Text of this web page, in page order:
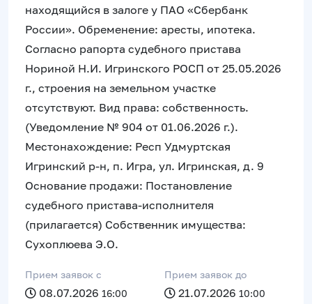
находящийся в залоге у ПАО «Сбербанк
России». Обременение: аресты, ипотека.
Согласно рапорта судебного пристава
Нориной Н.И. Игринского РОСП от 25.05.2026
г., строения на земельном участке
отсутствуют. Вид права: собственность.
(Уведомление № 904 от 01.06.2026 г.).
Местонахождение: Респ Удмуртская
Игринский р-н, п. Игра, ул. Игринская, д. 9
Основание продажи: Постановление
судебного пристава-исполнителя
(прилагается) Собственник имущества:
Сухоплюева Э.О.
Прием заявок c
08.07.2026 16:00
Прием заявок до
21.07.2026 10:00